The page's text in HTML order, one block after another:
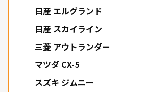
日産 エルグランド
日産 スカイライン
三菱 アウトランダー
マツダ CX-5
スズキ ジムニー